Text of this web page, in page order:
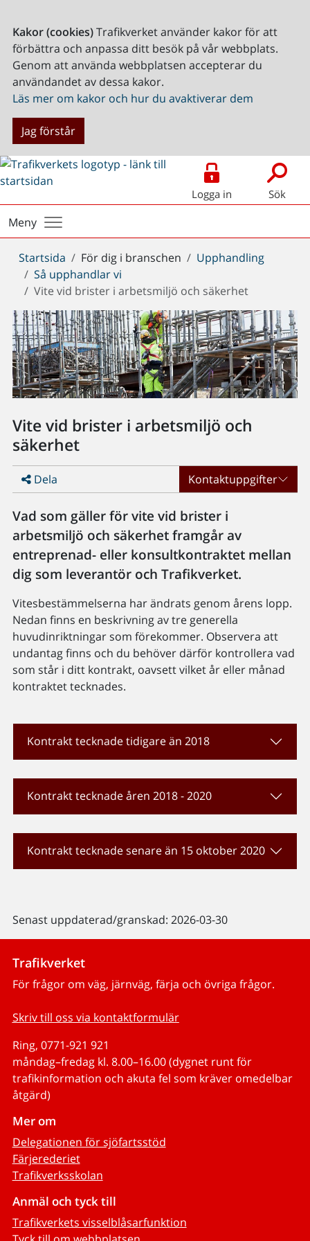
Kakor (cookies)Trafikverket använder kakor för att
förbättra och anpassa ditt besök på vår webbplats.
Genom att använda webbplatsen accepterar du
användandet av dessa kakor.
Läs mer om kakor och hur du avaktiverar dem
Jag förstår
Logga in Sök
Meny
Du
är
här:
Startsida För dig i branschen
Upphandling
Så upphandlar vi
Vite vid brister i arbetsmiljö och säkerhet
Vite vid brister i arbetsmiljö och
säkerhet
Dela Kontaktuppgifter
Vad som gäller för vite vid brister i
arbetsmiljö och säkerhet framgår av
entreprenad- eller konsultkontraktet mellan
dig som leverantör och Trafikverket.
Vitesbestämmelserna har ändrats genom årens lopp.
Nedan finns en beskrivning av tre generella
huvudinriktningar som förekommer. Observera att
undantag finns och du behöver därför kontrollera vad
som står i ditt kontrakt, oavsett vilket år eller månad
kontraktet tecknades.
Kontrakt tecknade tidigare än 2018
Kontrakt tecknade åren 2018 - 2020
Kontrakt tecknade senare än 15 oktober 2020
Senast uppdaterad/granskad: 2026-03-30
Trafikverket
För frågor om väg, järnväg, färja och övriga frågor.
Skriv till oss via kontaktformulär
Ring, 0771-921 921
måndag–fredag kl. 8.00–16.00 (dygnet runt för
trafikinformation och akuta fel som kräver omedelbar
åtgärd)
Mer om
Delegationen för sjöfartsstöd
Färjerederiet
Trafikverksskolan
Anmäl och tyck till
Trafikverkets visselblåsarfunktion